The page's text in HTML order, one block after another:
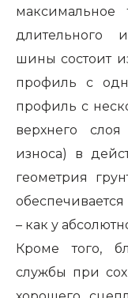
длительного
шины состоит
профиль с
профиль с
верхнего
износа) в
геометрия
– как у
Кроме того,
службы при